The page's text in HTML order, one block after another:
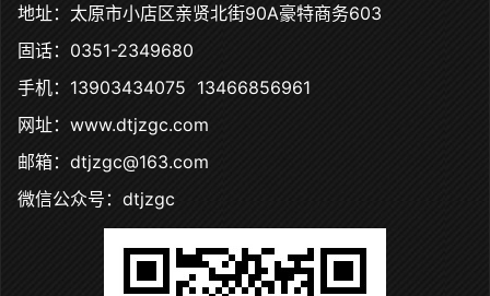
地址：太原市小店区亲贤北街90A豪特商务603
固话：0351-2349680
手机：13903434075 13466856961
网址：www.dtjzgc.com
邮箱：dtjzgc@163.com
微信公众号：dtjzgc